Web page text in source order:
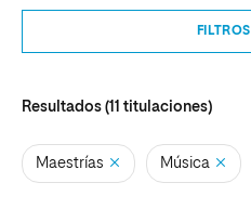
FILTROS
Resultados (11 titulaciones)
Maestrías Música